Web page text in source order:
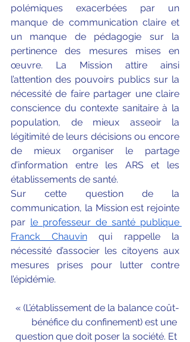
polémiques exacerbées par un
manque de communication claire et
un manque de pédagogie sur la
pertinence des mesures mises en
œuvre. La Mission attire ainsi
l’attention des pouvoirs publics sur la
nécessité de faire partager une claire
conscience du contexte sanitaire à la
population, de mieux asseoir la
légitimité de leurs décisions ou encore
de mieux organiser le partage
d’information entre les ARS et les
établissements de santé.
Sur cette question de la
communication, la Mission est rejointe
par le professeur de santé publique
Franck Chauvin qui rappelle la
nécessité d’associer les citoyens aux
mesures prises pour lutter contre
l’épidémie.
« (L’établissement de la balance coût-
bénéfice du confinement) est une
question que doit poser la société. Et